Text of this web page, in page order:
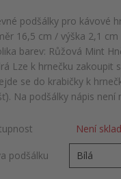
podšálky pro kávové
16,5 cm / výška 2,1
barev: Růžová Mint
Lze k hrnečku zakoupit
se do krabičky k
Na podšálky nápis není
Není
podšálku